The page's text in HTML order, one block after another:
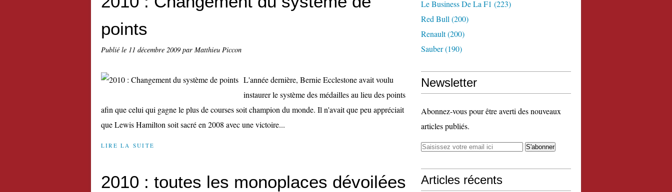
points
Publié le 11 décembre 2009 par Matthieu Piccon
L'année dernière, Bernie Ecclestone avait voulu
instaurer le système des médailles au lieu des points
afin que celui qui gagne le plus de courses soit champion du monde. Il n'avait que peu appréciait
que Lewis Hamilton soit sacré en 2008 avec une victoire...
LIRE LA SUITE
2010 : toutes les monoplaces dévoilées
Le Business De La F1 (223)
Red Bull (200)
Renault(200)
Sauber(190)
Newsletter
Abonnez-vous pour être averti des nouveaux
articles publiés.
Articles récents